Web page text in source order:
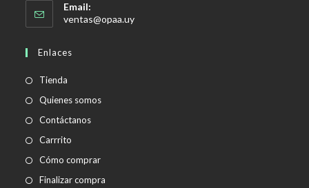
Email:
ventas@opaa.uySe
Enlaces
Tienda
Quienes somos
Contáctanos
Carrrito
Cómo comprar
Finalizar compra